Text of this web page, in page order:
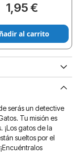
1,95 €
al carrito
serás un detective
Tu misión es
¡Los gatos de la
sueltos por el